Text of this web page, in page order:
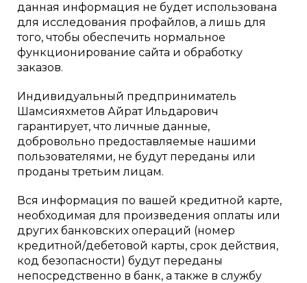
данная информация не будет использована
для исследования профайлов, а лишь для
того, чтобы обеспечить нормальное
функционирование сайта и обработку
заказов.
Индивидуальный предприниматель
Шамсияхметов Айрат Ильдарович
гарантирует, что личные данные,
добровольно предоставляемые нашими
пользователями, не будут переданы или
проданы третьим лицам.
Вся информация по вашей кредитной карте,
необходимая для произведения оплаты или
других банковских операций (номер
кредитной/дебетовой карты, срок действия,
код безопасности) будут переданы
непосредственно в банк, а также в службу